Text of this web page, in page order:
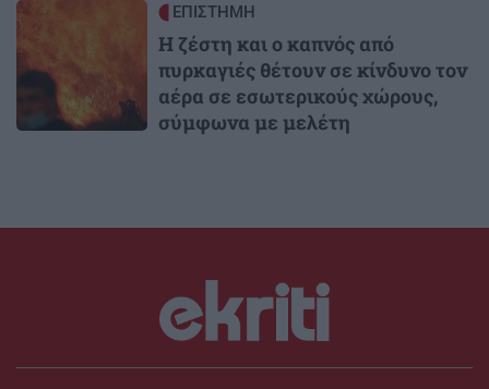
ΕΠΙΣΤΗΜΗ
Η ζέστη και ο καπνός από
πυρκαγιές θέτουν σε κίνδυνο τον
αέρα σε εσωτερικούς χώρους,
σύμφωνα με μελέτη